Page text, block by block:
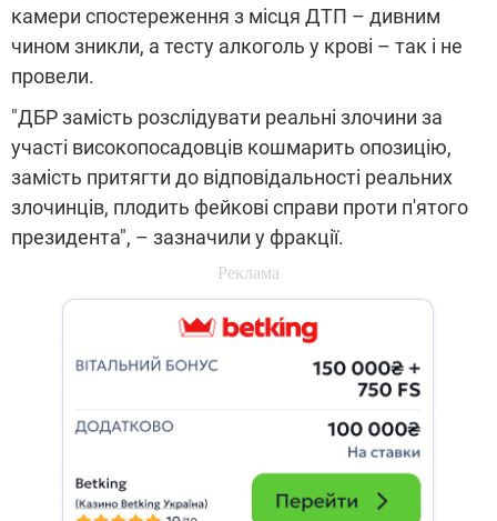
камери спостереження з місця ДТП – дивним
чином зникли, а тесту алкоголь у крові – так і не
провели.
"ДБР замість розслідувати реальні злочини за
участі високопосадовців кошмарить опозицію,
замість притягти до відповідальності реальних
злочинців, плодить фейкові справи проти п'ятого
президента", – зазначили у фракції.